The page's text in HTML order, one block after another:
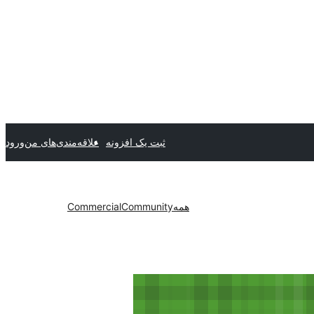
ثبت یک افزونه علاقه‌مندی‌های منورود
همهCommunity
Commercial